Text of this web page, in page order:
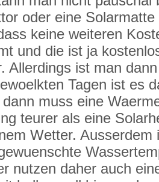
oder eine
keine weiteren
und die ist ja
Allerdings ist man
Tagen ist es
muss eine
teurer als eine
Wetter.
nutzen daher auch